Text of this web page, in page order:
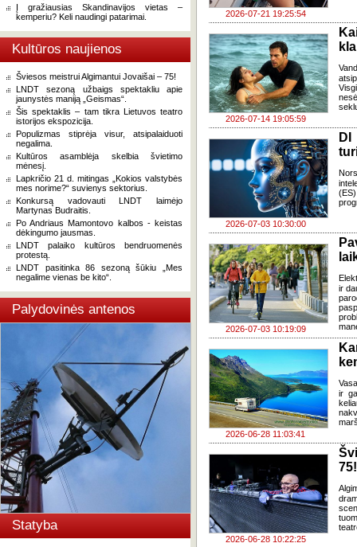
Į gražiausias Skandinavijos vietas –
kemperiu? Keli naudingi patarimai.
Kultūros naujienos
Šviesos meistrui Algimantui Jovaišai – 75!
LNDT sezoną užbaigs spektakliu apie
jaunystės maniją „Geismas“.
Šis spektaklis – tam tikra Lietuvos teatro
istorijos ekspozicija.
Populizmas stiprėja visur, atsipalaiduoti
negalima.
Kultūros asamblėja skelbia švietimo
mėnesį.
Lapkričio 21 d. mitingas „Kokios valstybės
mes norime?“ suvienys sektorius.
Konkursą vadovauti LNDT laimėjo
Martynas Budraitis.
Po Andriaus Mamontovo kalbos - keistas
dėkingumo jausmas.
LNDT palaiko kultūros bendruomenės
protestą.
LNDT pasitinka 86 sezoną šūkiu „Mes
negalime vienas be kito“.
Palydovinės antenos
Statyba
2026-07-21 19:25:54
2026-07-14 19:05:59
2026-07-03 10:30:00
2026-07-03 10:19:09
ir
2026-06-28 11:03:41
ir
2026-06-28 10:22:25
75!